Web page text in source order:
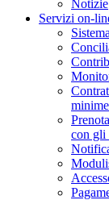
Notizie
Servizi on-
con gli